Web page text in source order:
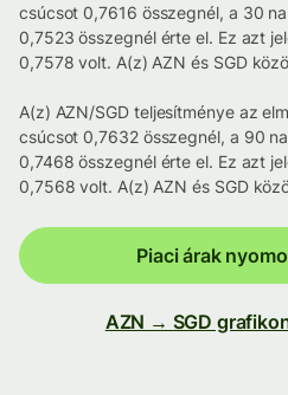
csúcsot 0,7616 összegnél, a 30
0,7523 összegnél érte el. Ez azt
0,7578 volt. A(z) AZN és SGD
A(z) AZN/SGD teljesítménye az
csúcsot 0,7632 összegnél, a 90
0,7468 összegnél érte el. Ez azt
0,7568 volt. A(z) AZN és SGD
Piaci árak
AZN → SGD